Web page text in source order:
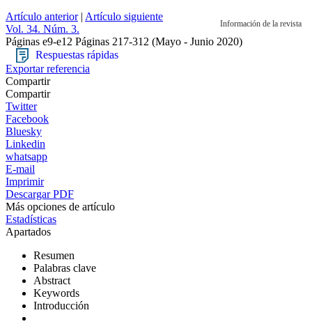
Información de la revista
Artículo anterior| Artículo siguiente
Vol. 34. Núm. 3.
Páginas e9-e12 Páginas 217-312 (Mayo - Junio 2020)
Respuestas rápidas
Exportar referencia
Compartir
Compartir
Twitter
Facebook
Bluesky
Linkedin
whatsapp
E-mail
Imprimir
Descargar PDF
Más opciones de artículo
Estadísticas
Apartados
Resumen
Palabras clave
Abstract
Keywords
Introducción